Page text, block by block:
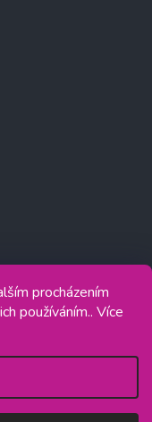
procházením
používáním.. Více